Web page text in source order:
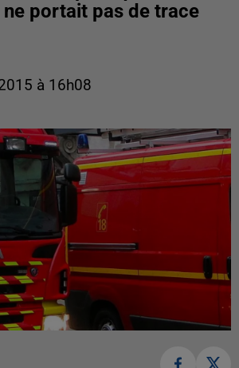
portait pas de trace
à 16h08